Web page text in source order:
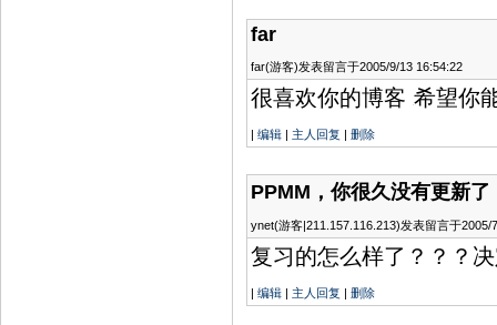
far
far(游客)发表留言于2005/9/13 16:54:22
很喜欢你的博客
际
国
际
机
机
票
北
京
机
票
机
希望你
| 编辑 | 主人回复 | 删除
PPMM，你很久没有更新了
ynet(游客|211.157.116.213)发表留言于2005/
复习的怎么样了？？？
| 编辑 | 主人回复 | 删除